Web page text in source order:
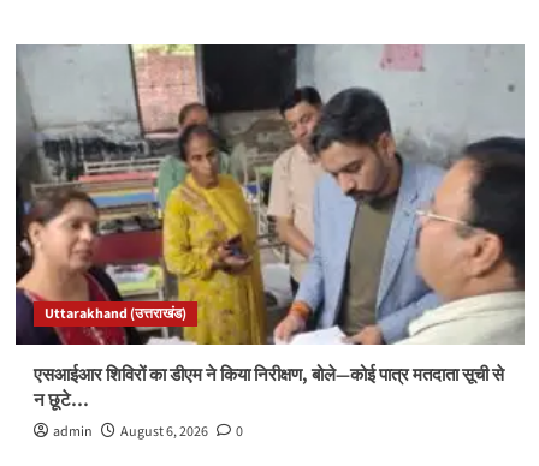
Uttarakhand (उत्तराखंड)
एसआईआर शिविरों का डीएम ने किया निरीक्षण, बोले—कोई पात्र मतदाता सूची से
न छूटे…
admin August 6, 2026 0